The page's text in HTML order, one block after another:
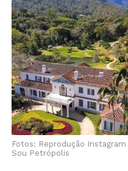
Fotos: Reprodução
Sou Petrópolis